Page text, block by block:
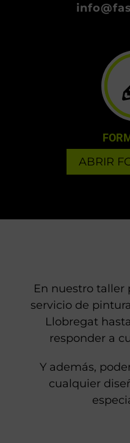
ABRIR
En nuestro taller
servicio de
Llobregat
responder a
Y además,
cualquier